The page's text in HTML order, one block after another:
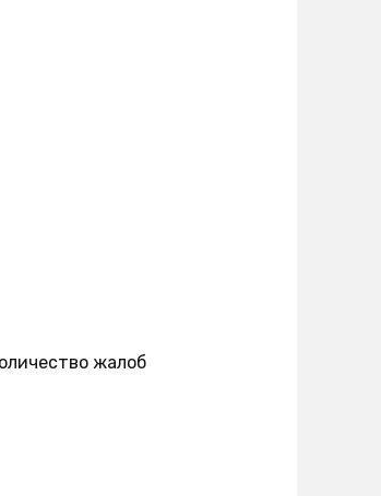
жалоб